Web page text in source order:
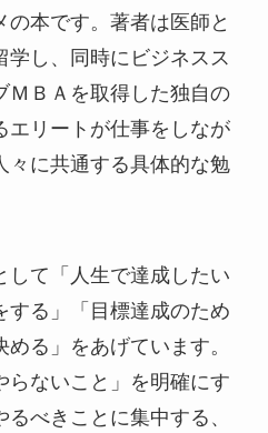
本です。著者は医師と
学し、同時にビジネスス
ＭＢＡを取得した独自の
エリートが仕事をしなが
々に共通する具体的な勉
して「人生で達成したい
する」「目標達成のため
る」をあげています。
らないこと」を明確にす
べきことに集中する、